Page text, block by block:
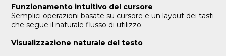
Funzionamento intuitivo del cursore
Semplici operazioni basate su cursore e un layout dei tasti
che segue il naturale flusso di utilizzo.
Visualizzazione naturale del testo